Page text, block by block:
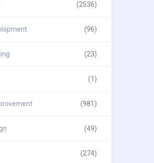
(2536)
(96)
(23)
(1)
(981)
(49)
(274)